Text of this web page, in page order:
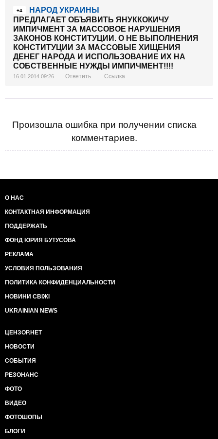
+4
НАРОД УКРАИНЫ
ПРЕДЛАГАЕТ ОБЪЯВИТЬ ЯНУККОКИЧУ
ИМПИЧМЕНТ ЗА МАССОВОЕ НАРУШЕНИЯ
ЗАКОНОВ КОНСТИТУЦИИ. О НЕ ВЫПОЛНЕНИЯ
КОНСТИТУЦИИ ЗА МАССОВЫЕ ХИЩЕНИЯ
ДЕНЕГ НАРОДА И ИСПОЛЬЗОВАНИЕ ИХ НА
СОБСТВЕННЫЕ НУЖДЫ ИМПИЧМЕНТ!!!!
16.01.2014 09:26 Ответить Ссылка
Произошла ошибка при получении списка
комментариев.
О НАС
КОНТАКТНАЯ ИНФОРМАЦИЯ
ПОДДЕРЖАТЬ
ФОНД ЮРИЯ БУТУСОВА
РЕКЛАМА
УСЛОВИЯ ПОЛЬЗОВАНИЯ
ПОЛИТИКА КОНФИДЕНЦИАЛЬНОСТИ
НОВИНИ СВІЖІ
UKRAINIAN NEWS
ЦЕНЗОР.НЕТ
НОВОСТИ
СОБЫТИЯ
РЕЗОНАНС
ФОТО
ВИДЕО
ФОТОШОПЫ
БЛОГИ